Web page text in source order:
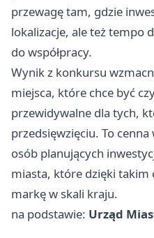
przewagę tam, gdzie
lokalizacje, ale też tempo
do współpracy.
Wynik z konkursu
miejsca, które chce być
przewidywalne dla tych,
przedsięwzięciu. To
osób planujących
miasta, które dzięki takim
markę w skali kraju.
na podstawie: Urząd